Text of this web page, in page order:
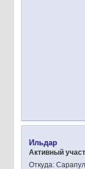
Ильдар
Активный
Откуда:Сарапул